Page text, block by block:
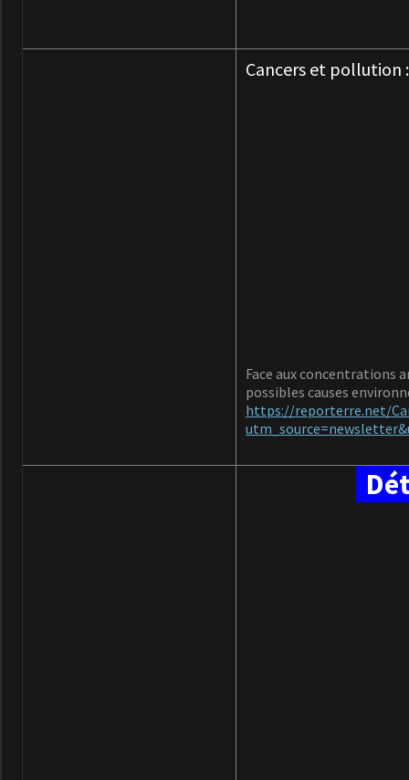
Cancers et pollution
Face aux concentrations
possibles causes
https://reporterre.net/